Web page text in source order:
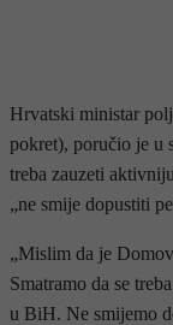
Hrvatski ministar
pokret), poručio je u
treba zauzeti
„ne smije dopustiti
„Mislim da je
Smatramo da se
u BiH. Ne smijemo